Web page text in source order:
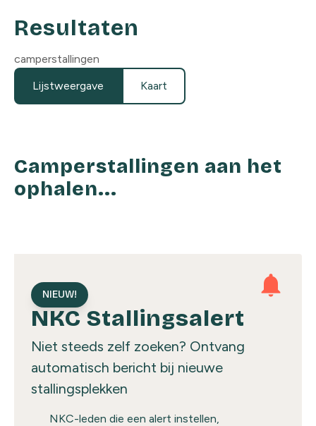
Resultaten
camperstallingen
Lijstweergave
Kaart
Camperstallingen aan het
ophalen...
notifications
NKC Stallingsalert
NIEUW!
Niet steeds zelf zoeken? Ontvang
automatisch bericht bij nieuwe
stallingsplekken
NKC-leden die een alert instellen,